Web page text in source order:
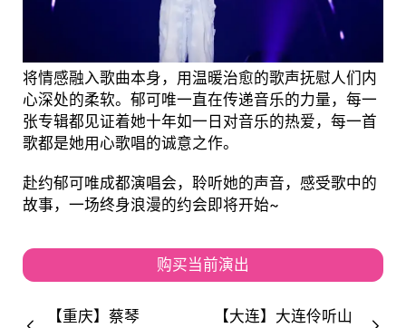
将情感融入歌曲本身，用温暖治愈的歌声抚慰人们内
心深处的柔软。郁可唯一直在传递音乐的力量，每一
张专辑都见证着她十年如一日对音乐的热爱，每一首
歌都是她用心歌唱的诚意之作。
赴约郁可唯成都演唱会，聆听她的声音，感受歌中的
故事，一场终身浪漫的约会即将开始~
购买当前演出
【重庆】蔡琴 【大连】大连伶听山